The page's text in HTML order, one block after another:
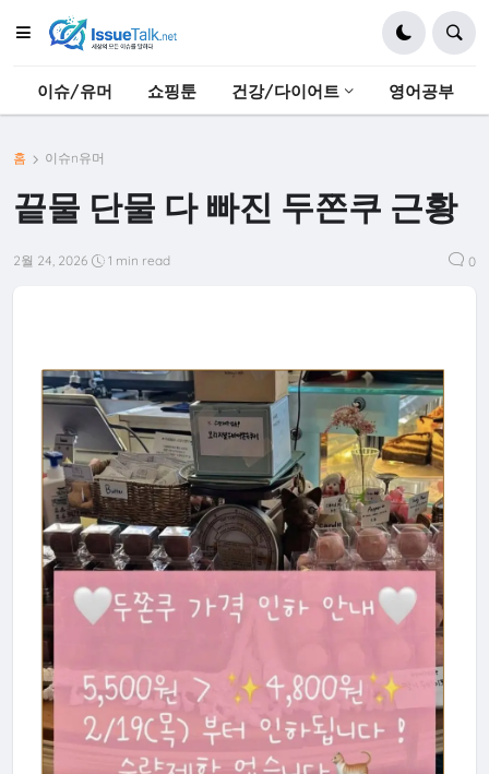
이슈/유머 쇼핑툰 건강/다이어트 영어공부
홈 이슈n유머
끝물 단물 다 빠진 두쫀쿠 근황
2월 24, 2026 1 min read 0